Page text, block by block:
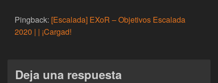
Pingback: [Escalada] EXoR – Objetivos Escalada
2020 | | ¡Cargad!
Deja una respuesta